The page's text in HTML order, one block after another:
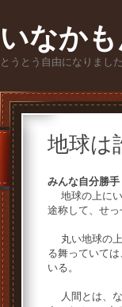
いなか
とうとう自由になりまし
地球は
みんな自分勝手
地球の上にい
途称して、せ
丸い地球の上
る舞っていて
いる。
人間とは、な